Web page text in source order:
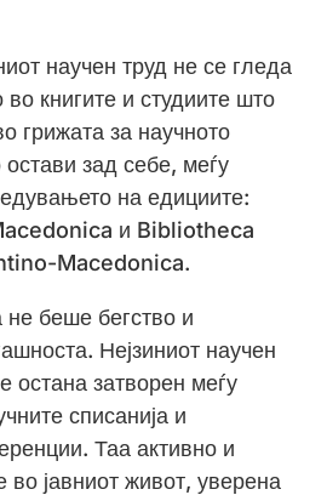
научен труд не се гледа
книгите и студиите што
грижата за научното
зад себе, меѓу
на едициите:
и Bibliotheca
Macedonica.
не беше бегство и
Нејзиниот научен
остана затворен меѓу
списанија и
Таа активно и
во јавниот живот, уверена